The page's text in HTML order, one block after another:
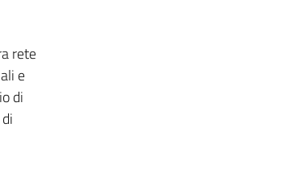
rete
e
di